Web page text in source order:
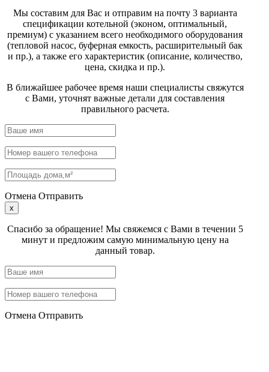
Мы составим для Вас и отправим на почту 3 варианта
спецификации котельной (эконом, оптимальный,
премиум) с указанием всего необходимого оборудования
(тепловой насос, буферная емкость, расширительный бак
и пр.), а также его характеристик (описание, количество,
цена, скидка и пр.).
В ближайшее рабочее время наши специалисты свяжутся
с Вами, уточнят важные детали для составления
правильного расчета.
Отмена Отправить
x
Спасибо за обращение! Мы свяжемся с Вами в течении 5
минут и предложим самую минимальную цену на
данный товар.
Отмена Отправить